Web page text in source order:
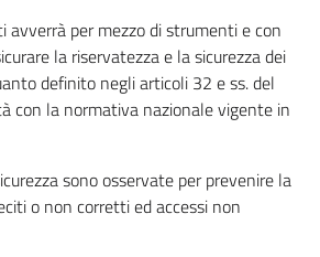
per mezzo di strumenti e con
la riservatezza e la sicurezza dei
definito negli articoli 32 e ss. del
con la normativa nazionale vigente in
sono osservate per prevenire la
o non corretti ed accessi non